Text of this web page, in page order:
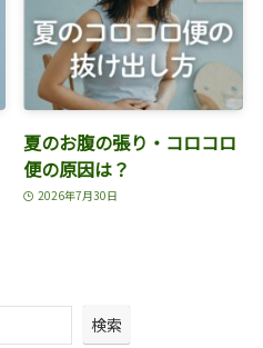
夏のお腹の張り・コロコロ
便の原因は？
2026年7月30日
検索